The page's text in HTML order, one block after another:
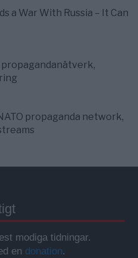
a War With Russia – It Can
propagandanätverk,
propaganda network,
modiga tidningar.
en donation.